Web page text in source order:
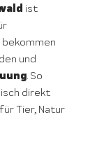
ist
bekommen
und
. So
direkt
Tier, Natur